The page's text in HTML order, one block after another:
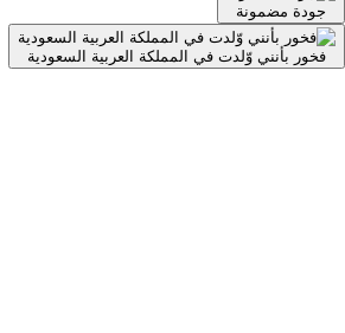
جودة مضمونة
فخور بأنني وّلدت في المملكة العربية السعودية